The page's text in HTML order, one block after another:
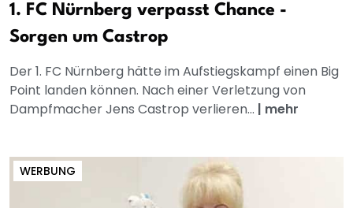
1. FC Nürnberg verpasst Chance -
Sorgen um Castrop
Der 1. FC Nürnberg hätte im Aufstiegskampf einen Big
Point landen können. Nach einer Verletzung von
Dampfmacher Jens Castrop verlieren... | mehr
WERBUNG